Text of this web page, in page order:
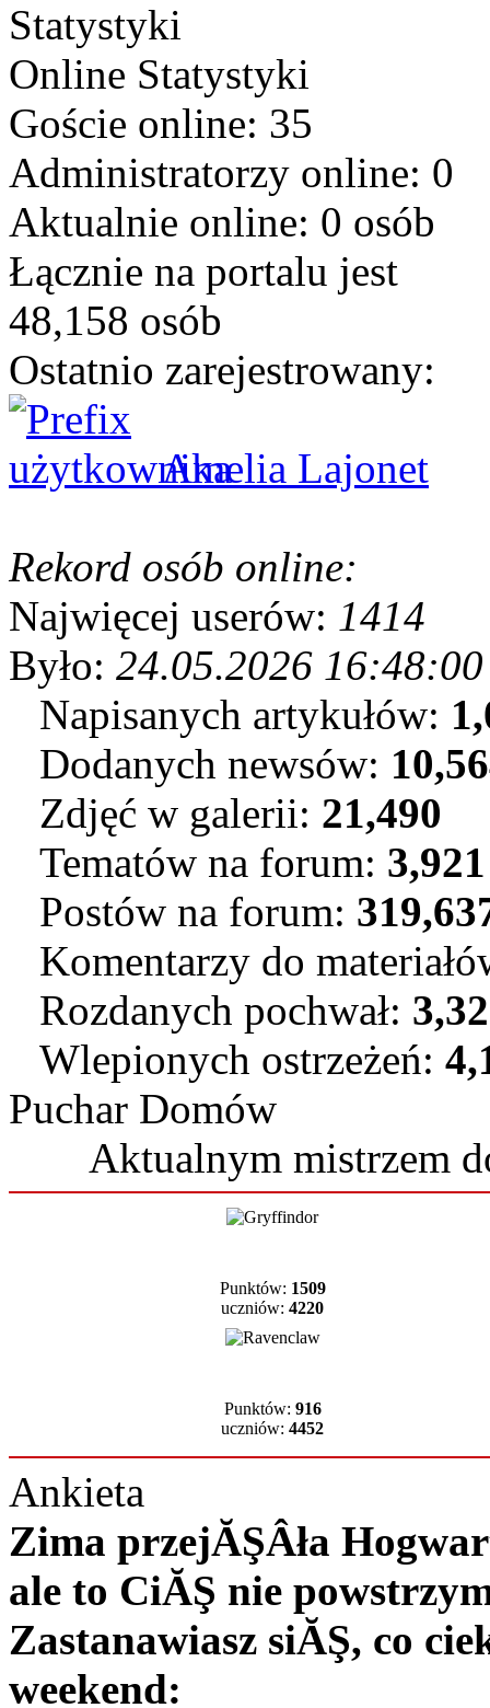
Statystyki
Online Statystyki
Goście online: 35
Administratorzy online: 0
Aktualnie online: 0 osób
Łącznie na portalu jest
48,158 osób
Ostatnio zarejestrowany:
Amelia Lajonet
Rekord osób online:
Najwięcej userów: 1414
Było: 24.05.2026 16:48:00
Napisanych artykułów:
Dodanych newsów:
Zdjęć w galerii: 21,490
Tematów na forum: 3,921
Postów na forum:
Komentarzy do
Rozdanych pochwał:
Wlepionych ostrzeżeń:
Puchar Domów
Aktualnym mistrzem
Punktów: 1509
uczniów: 4220
Punktów: 916
uczniów: 4452
Ankieta
Zima przejĂŞÂła
ale to CiĂŞ nie
Zastanawiasz siĂŞ, co
weekend: